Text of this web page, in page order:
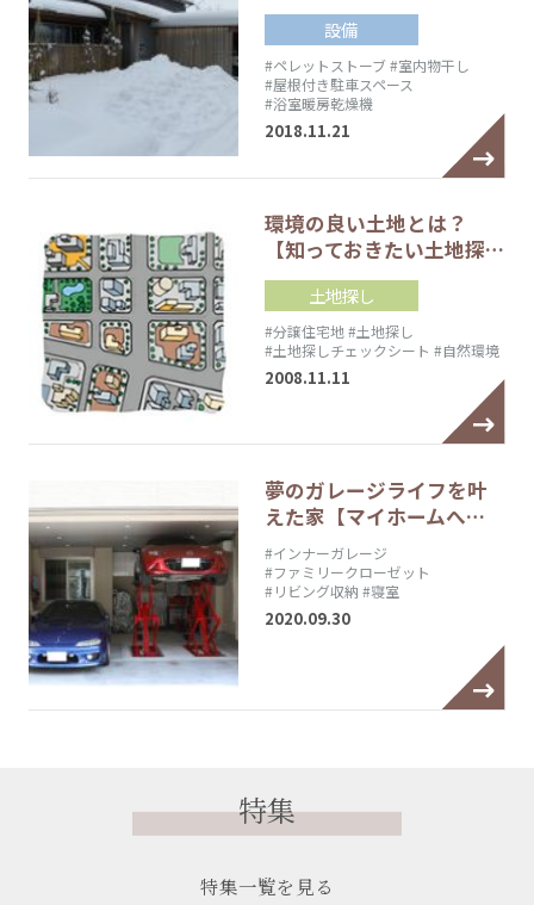
設備
#ペレットストーブ#室内物干し
#屋根付き駐車スペース
#浴室暖房乾燥機
2018.11.21
環境の良い土地とは？
【知っておきたい土地探…
土地探し
#分譲住宅地#土地探し
#土地探しチェックシート #自然環境
2008.11.11
夢のガレージライフを叶
えた家【マイホームへ…
#インナーガレージ
#ファミリークローゼット
#リビング収納 #寝室
2020.09.30
特集
特集一覧を見る